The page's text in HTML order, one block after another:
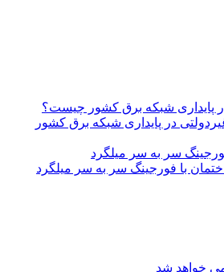
در پایداری شبکه برق کشور
با فورجینگ سر به سر میلگرد